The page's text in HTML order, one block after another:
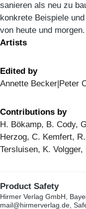
sanieren als neu zu
konkrete Beispiele
von heute und morgen.
Artists
Edited by
Annette Becker|Peter
Contributions by
H. Bökamp, B. Cody,
Herzog, C. Kemfert,
Tersluisen, K.
Product Safety
Hirmer Verlag GmbH,
mail@hirmerverlag.de,